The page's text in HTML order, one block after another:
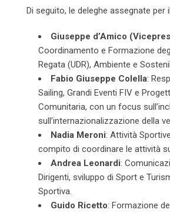
Di seguito, le deleghe assegnate per
Giuseppe d’Amico
Coordinamento e Formazione
Regata (UDR), Ambiente e
Fabio Giuseppe Colella:
Sailing, Grandi Eventi FIV e
Comunitaria, con un focus
sull’internazionalizzazione della
Nadia Meroni: Attività
compito di coordinare le attività
Andrea Leonardi:
Dirigenti, sviluppo di Sport e
Sportiva.
Guido Ricetto: Formazione